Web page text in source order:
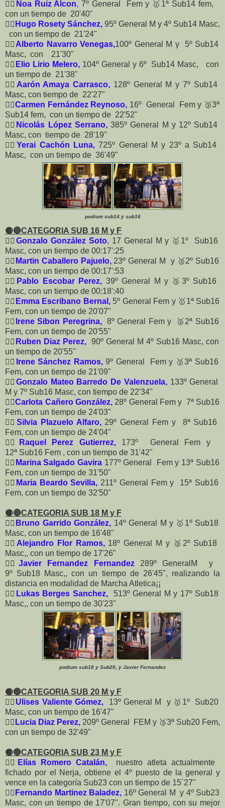
🏃‍♀️ Noa Ruiz Alcon, 7º General Fem y 🥇1ª Sub14 fem,
con un tiempo de 20'40"
🏃‍♂️ Hugo Rosety Sánchez, 95º General M y 4º Sub14 Masc,
con un tiempo de 21'24"
🏃‍♂️ Alberto Navarro Venegas,100º General M y 5º Sub14
Masc, con 21'30"
🏃‍♂️ Elio Lirio Melero,104º General y 6º Sub14 Masc, con
un tiempo de 21'38"
🏃‍♂️ Aarón Amaya Carrasco, 128º General M y 7º Sub14
Masc, con tiempo de 22'27"
🏃‍♀️Carmen Fernández Reynoso, 16º General Fem y 🥉3ª
Sub14 fem, con un tiempo de 22'52"
🏃‍♂️ Nicolás López Serrano,385º General M y 12º Sub14
Masc, con tiempo de 28'19"
🏃‍♂️Yerai Cachón Luna, 725º General M y 23º a Sub14
Masc, con un tiempo de 36'49"
podium sub14 y sub16
🟡🔵CATEGORIA SUB 16 M y F
🏃‍♂️ Gonzalo González Soto, 17 General M y 🥇1º Sub16
Masc, con un tiempo de 00:17':25
🏃‍♂️ Martin Caballero Pajuelo,23º General M y 🥈2º Sub16
Masc, con un tiempo de 00:17':53
🏃‍♂️ Pablo Escobar Perez, 39º General M y 🥉3º Sub16
Masc, con un tiempo de 00:18':40
🏃‍♀️ Emma Escribano Bernal, 5º General Fem y 🥇1ª Sub16
Fem, con un tiempo de 20'07"
🏃‍♀️ Irene Sibon Peregrina,8º General Fem y 🥈2ª Sub16
Fem, con un tiempo de 20'55"
🏃‍♂️ Ruben Diaz Perez, 90º General M 4º Sub16 Masc, con
un tiempo de 20'55"
🏃‍♀️ Irene Sánchez Ramos,9º General Fem y 🥉3ª Sub16
Fem, con un tiempo de 21'09"
🏃‍♀️ Gonzalo Mateo Barredo De Valenzuela,133º General
M y 7º Sub16 Masc, con tiempo de 22'34"
🏃‍♀️Carlota Cañero González, 28º General Fem y 7ª Sub16
Fem, con un tiempo de 24'03"
🏃‍♀️ Silvia Plazuelo Alfaro,29º General Fem y 8ª Sub16
Fem, con un tiempo de 24'04"
🏃‍♀️
Raquel Perez Gutierrez,173º General Fem y
12ª Sub16 Fem , con un tiempo de 31'42"
🏃‍♀️ Marina Salgado Gavira 177º General Fem y 13ª Sub16
Fem, con un tiempo de 31'50"
🏃‍♀️ Maria Beardo Sevilla, 211º General Fem y 15ª Sub16
Fem, con un tiempo de 32'50"
🟡🔵CATEGORIA SUB 18 M y F
🏃‍♂️ Bruno Garrido González, 14º General M y 🥇1º Sub18
Masc, con un tiempo de 16'48"
🏃‍♂️ Alejandro Flor Ramos,18º General M y 🥈2º Sub18
Masc,, con un tiempo de 17'26"
🏃‍♂️Javier Fernandez Fernandez289º GeneralM y
9º Sub18 Masc,, con un tiempo de 26'45", realizando la
distancia en modalidad de Marcha Atletica¡¡
🏃‍♂️ Lukas Berges Sanchez,
513º General M y 17º Sub18
Masc,, con un tiempo de 30'23"
podium sub18 y Sub20, y Javier Fernandez
🟡🔵CATEGORIA SUB 20 M y F
🏃‍♂️ Ulises Valiente Gómez, 13º General M y 🥇1º Sub20
Masc, con un tiempo de 16'47"
🏃‍♀️ Lucia Diaz Perez, 209º General FEM y 🥉3ª Sub20 Fem,
con un tiempo de 32'49"
🟡🔵CATEGORIA SUB 23 M y F
🏃‍♂️ Elías Romero Catalán, nuestro atleta actualmente
fichado por el Nerja, obtiene el 4º puesto de la general y
vence en la categoría Sub23 con un tiempo de 15´27"
🏃‍♂️ Fernando Martinez Baladez, 16º General M y 4º Sub23
Masc, con un tiempo de 17'07". Gran tiempo, con su mejor